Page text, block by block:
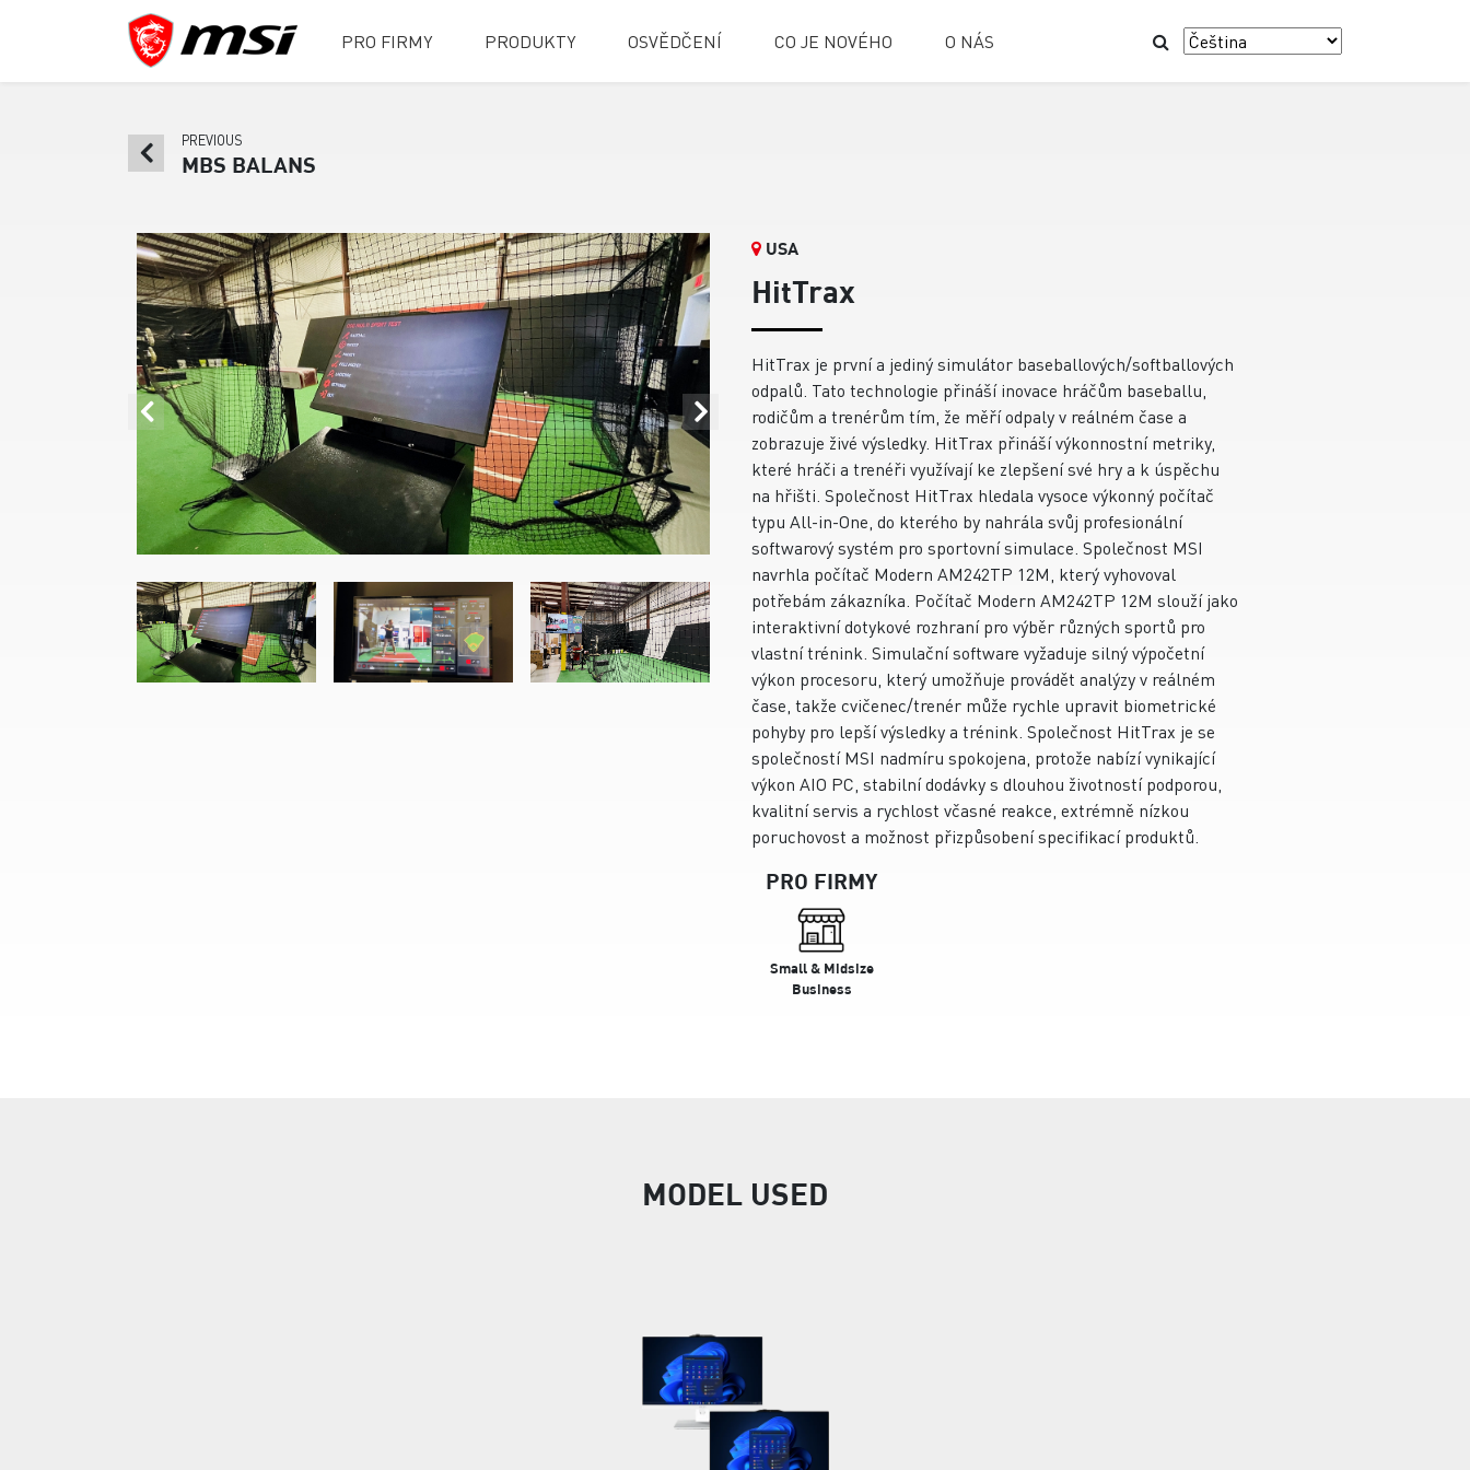
PRO FIRMY PRODUKTY OSVĚDČENÍ CO JE NOVÉHO O NÁS
PREVIOUS
MBS BALANS
USA
HitTrax
HitTrax je první a jediný simulátor baseballových/softballových
odpalů. Tato technologie přináší inovace hráčům baseballu,
rodičům a trenérům tím, že měří odpaly v reálném čase a
zobrazuje živé výsledky. HitTrax přináší výkonnostní metriky,
které hráči a trenéři využívají ke zlepšení své hry a k úspěchu
na hřišti. Společnost HitTrax hledala vysoce výkonný počítač
typu All-in-One, do kterého by nahrála svůj profesionální
softwarový systém pro sportovní simulace. Společnost MSI
navrhla počítač Modern AM242TP 12M, který vyhovoval
potřebám zákazníka. Počítač Modern AM242TP 12M slouží jako
interaktivní dotykové rozhraní pro výběr různých sportů pro
vlastní trénink. Simulační software vyžaduje silný výpočetní
výkon procesoru, který umožňuje provádět analýzy v reálném
čase, takže cvičenec/trenér může rychle upravit biometrické
pohyby pro lepší výsledky a trénink. Společnost HitTrax je se
společností MSI nadmíru spokojena, protože nabízí vynikající
výkon AIO PC, stabilní dodávky s dlouhou životností podporou,
kvalitní servis a rychlost včasné reakce, extrémně nízkou
poruchovost a možnost přizpůsobení specifikací produktů.
PRO FIRMY
Small & Midsize
Business
MODEL USED